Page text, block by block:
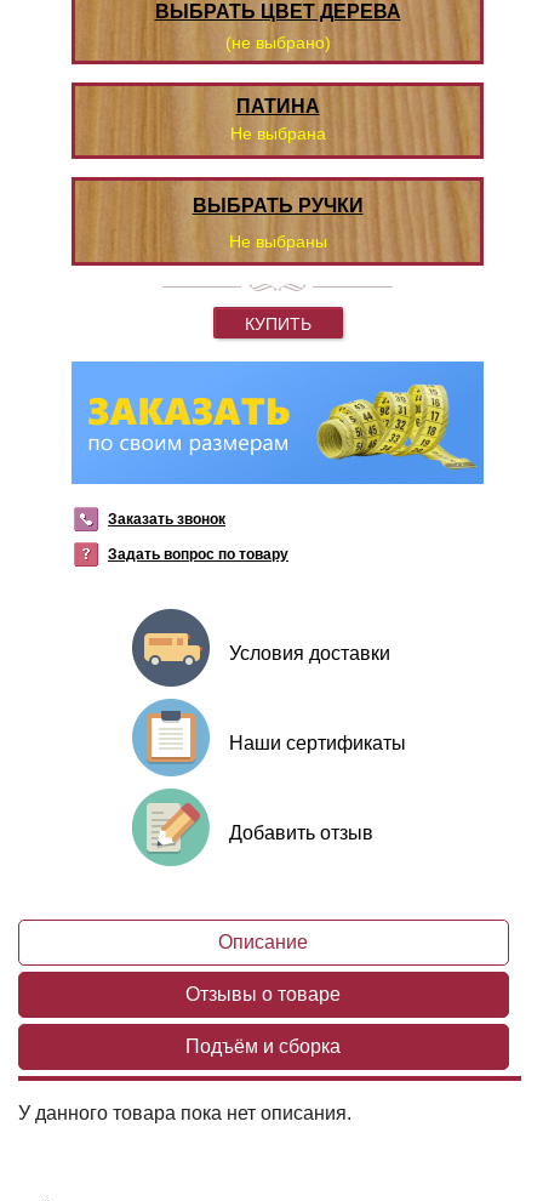
ВЫБРАТЬ ЦВЕТ ДЕРЕВА
(не выбрано)
ПАТИНА
Не выбрана
ВЫБРАТЬ РУЧКИ
Не выбраны
КУПИТЬ
Заказать звонок
Задать вопрос по товару
Условия доставки
Наши сертификаты
Добавить отзыв
Описание
Отзывы о товаре
Подъём и сборка
У данного товара пока нет описания.